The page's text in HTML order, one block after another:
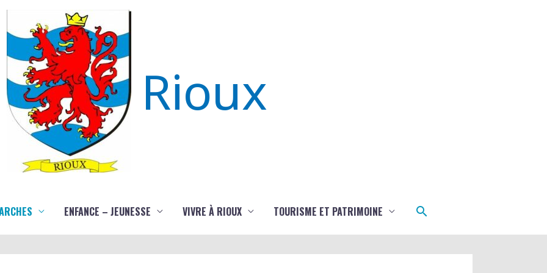
Rioux
ENFANCE – JEUNESSE VIVRE À RIOUX TOURISME ET PATRIMOINE Rechercher